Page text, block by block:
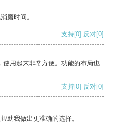
磨时间。
支持[0] 反对[0]
使用起来非常方便。功能的布局也
支持[0] 反对[0]
助我做出更准确的选择。